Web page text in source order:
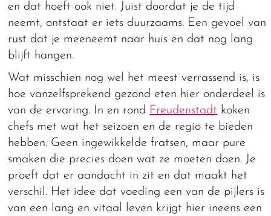
en dat hoeft ook niet. Juist doordat je de tijd
neemt, ontstaat er iets duurzaams. Een gevoel van
rust dat je meeneemt naar huis en dat nog lang
blijft hangen.
Wat misschien nog wel het meest verrassend is, is
hoe vanzelfsprekend gezond eten hier onderdeel is
van de ervaring. In en rond Freudenstadt koken
chefs met wat het seizoen en de regio te bieden
hebben. Geen ingewikkelde fratsen, maar pure
smaken die precies doen wat ze moeten doen. Je
proeft dat er aandacht in zit en dat maakt het
verschil. Het idee dat voeding een van de pijlers is
van een lang en vitaal leven krijgt hier ineens een